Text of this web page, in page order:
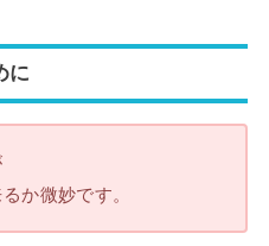
に
か微妙です。